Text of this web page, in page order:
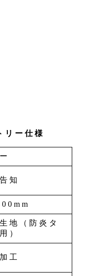
リー仕様
知
地（防炎タ
）
工